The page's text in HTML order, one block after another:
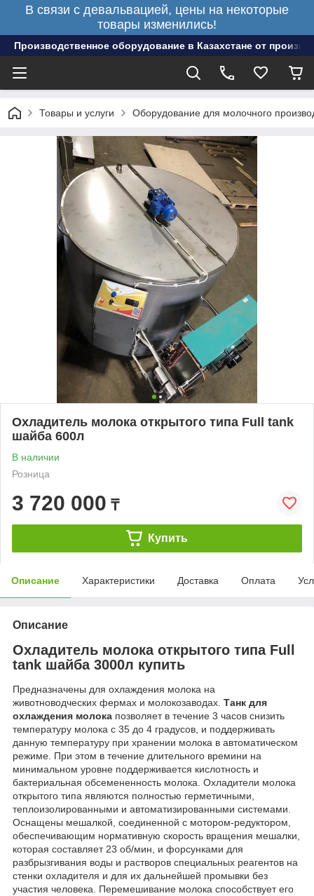
В связи с девальвацией, цены на некоторые
товары изменились!
Производственное оборудование в Казахстане от
Товары и услуги Оборудование для молочного
Охладитель молока открытого типа Full tank
шайба 600л
В наличии
Розница
3 720 000 ₸
Купить
Описание Характеристики Доставка Оплата
Описание
Охладитель молока открытого типа Full
tank шайба 3000л купить
Предназначены для охлаждения молока на
животноводческих фермах и молокозаводах. Танк для
охлаждения молока позволяет в течение 3 часов снизить
температуру молока с 35 до 4 градусов, и поддерживать
данную температуру при хранении молока в автоматическом
режиме. При этом в течение длительного времини на
минимальном уровне поддерживается кислотность и
бактериальная обсемененность молока. Охладители молока
открытого типа являются полностью герметичными,
теплоизолированными и автоматизированными системами.
Оснащены мешалкой, соединенной с мотором-редуктором,
обеспечивающим нормативную скорость вращения мешалки,
которая составляет 23 об/мин, и форсунками для
разбрызгивания воды и растворов специальных реагентов на
стенки охладителя и для их дальнейшей промывки без
участия человека. Перемешивание молока способствует его